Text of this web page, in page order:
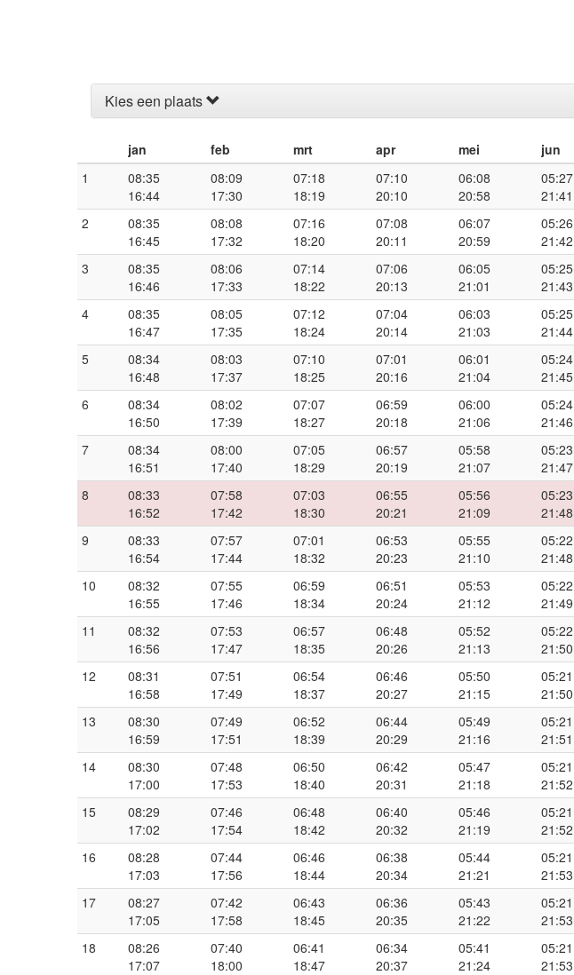
Kies een plaats
jan feb mrt apr mei jun
1
08:35
16:44
08:09
17:30
07:18
18:19
07:10
20:10
06:08
20:58
05:27
21:41
2
08:35
16:45
08:08
17:32
07:16
18:20
07:08
20:11
06:07
20:59
05:26
21:42
3
08:35
16:46
08:06
17:33
07:14
18:22
07:06
20:13
06:05
21:01
05:25
21:43
4
08:35
16:47
08:05
17:35
07:12
18:24
07:04
20:14
06:03
21:03
05:25
21:44
5
08:34
16:48
08:03
17:37
07:10
18:25
07:01
20:16
06:01
21:04
05:24
21:45
6
08:34
16:50
08:02
17:39
07:07
18:27
06:59
20:18
06:00
21:06
05:24
21:46
7
08:34
16:51
08:00
17:40
07:05
18:29
06:57
20:19
05:58
21:07
05:23
21:47
8
08:33
16:52
07:58
17:42
07:03
18:30
06:55
20:21
05:56
21:09
05:23
21:48
9
08:33
16:54
07:57
17:44
07:01
18:32
06:53
20:23
05:55
21:10
05:22
21:48
10
08:32
16:55
07:55
17:46
06:59
18:34
06:51
20:24
05:53
21:12
05:22
21:49
11
08:32
16:56
07:53
17:47
06:57
18:35
06:48
20:26
05:52
21:13
05:22
21:50
12
08:31
16:58
07:51
17:49
06:54
18:37
06:46
20:27
05:50
21:15
05:21
21:50
13
08:30
16:59
07:49
17:51
06:52
18:39
06:44
20:29
05:49
21:16
05:21
21:51
14
08:30
17:00
07:48
17:53
06:50
18:40
06:42
20:31
05:47
21:18
05:21
21:52
15
08:29
17:02
07:46
17:54
06:48
18:42
06:40
20:32
05:46
21:19
05:21
21:52
16
08:28
17:03
07:44
17:56
06:46
18:44
06:38
20:34
05:44
21:21
05:21
21:53
17
08:27
17:05
07:42
17:58
06:43
18:45
06:36
20:35
05:43
21:22
05:21
21:53
18
08:26
17:07
07:40
18:00
06:41
18:47
06:34
20:37
05:41
21:24
05:21
21:53